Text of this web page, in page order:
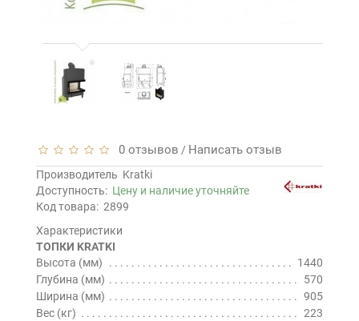
0 отзывов / Написать отзыв
Производитель Kratki
Доступность: Цену и наличие уточняйте
Код товара: 2899
Характеристики
ТОПКИ KRATKI
Высота (мм)
1440
Глубина (мм)
570
Ширина (мм)
905
Вес (кг)
223